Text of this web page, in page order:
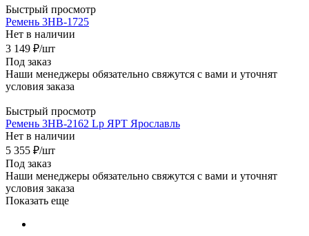
Быстрый просмотр
Ремень 3HB-1725
Нет в наличии
3 149 ₽/шт
Под заказ
Наши менеджеры обязательно свяжутся с вами и уточнят
условия заказа
Быстрый просмотр
Ремень 3HB-2162 Lp ЯРТ Ярославль
Нет в наличии
5 355 ₽/шт
Под заказ
Наши менеджеры обязательно свяжутся с вами и уточнят
условия заказа
Показать еще